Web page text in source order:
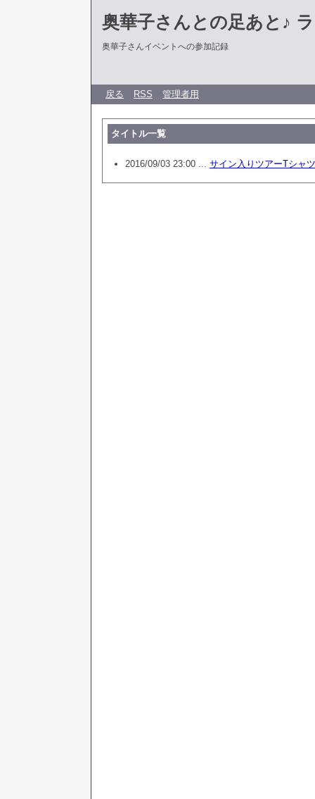
奥華子さんとの足あと♪
奥華子さんイベントへの参加記録
戻る RSS 管理者用
タイトル一覧
2016/09/03 23:00 ... サイン入りツアーTシャ